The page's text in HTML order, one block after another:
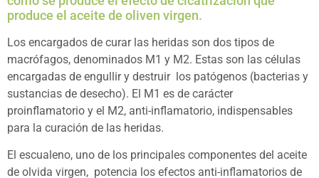
produce el aceite de oliven virgen.
Los encargados de curar las heridas son dos tipos de
macrófagos, denominados M1 y M2. Estas son las células
encargadas de engullir y destruir los patógenos (bacterias y
sustancias de desecho). El M1 es de carácter
proinflamatorio y el M2, anti-inflamatorio, indispensables
para la curación de las heridas.
El escualeno, uno de los principales componentes del aceite
de olvida virgen, potencia los efectos anti-inflamatorios de